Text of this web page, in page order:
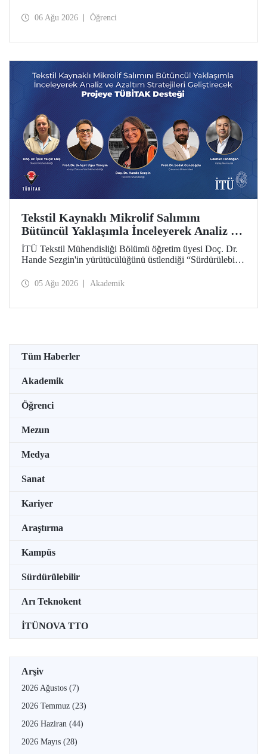
Temmuz tarihlerinde ABD’de dünyanın önde gelen
06 Ağu 2026 Öğrenci
Tekstil Kaynaklı Mikrolif Salımını
Bütüncül Yaklaşımla İnceleyerek Analiz ve
Azaltım Stratejileri Geliştirecek Projeye
TÜBİTAK Desteği
İTÜ Tekstil Mühendisliği Bölümü öğretim üyesi Doç. Dr.
Hande Sezgin'in yürütücülüğünü üstlendiği “Sürdürülebilir
Koşullarına Bağlı Mikrolif Salımı: Aşınma, UV Maruziyeti
05 Ağu 2026 Akademik
Tüm Haberler
Akademik
Öğrenci
Mezun
Medya
Sanat
Kariyer
Araştırma
Kampüs
Sürdürülebilir
Arı Teknokent
İTÜNOVA TTO
Arşiv
2026 Ağustos (7)
2026 Temmuz (23)
2026 Haziran (44)
2026 Mayıs (28)